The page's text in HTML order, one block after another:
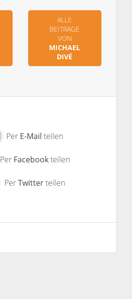
ALLE
BEITRÄGE
VON
MICHAEL
DIVÉ
Per E-Mail teilen
Per Facebookteilen
PerTwitterteilen